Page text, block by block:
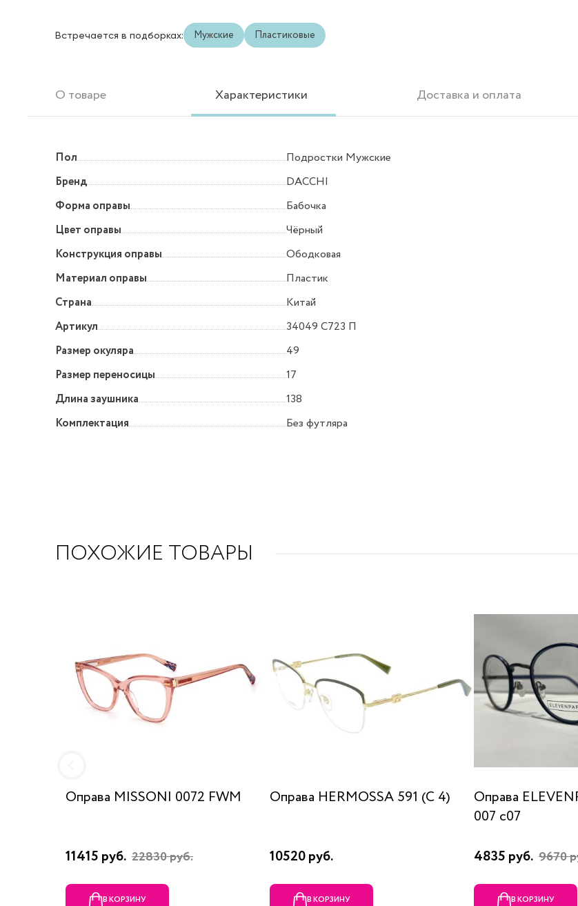
Встречается в подборках: Мужские Пластиковые
О товаре Характеристики Доставка и оплата
Пол
Подростки Мужские
Бренд
DACCHI
Форма оправы
Бабочка
Цвет оправы
Чёрный
Конструкция оправы
Ободковая
Материал оправы
Пластик
Страна
Китай
Артикул
34049 C723 П
Размер окуляра
49
Размер переносицы
17
Длина заушника
138
Комплектация
Без футляра
ПОХОЖИЕ ТОВАРЫ
Оправа MISSONI 0072 FWM
11415 руб. 22830 руб.
В КОРЗИНУ
Оправа HERMOSSA 591 (C 4)
10520 руб.
В КОРЗИНУ
Оправа
007 c07
4835 руб. 9670
В КОРЗИНУ